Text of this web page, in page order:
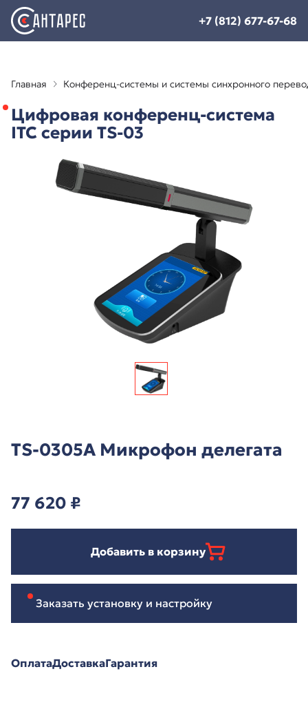
+7 (812) 677-67-68
Главная Конференц-системы и системы синхронного
Цифровая конференц-система
ITC серии TS-03
TS-0305A Микрофон делегата
77 620 ₽
Добавить в корзину
Заказать установку и настройку
ОплатаДоставкаГарантия